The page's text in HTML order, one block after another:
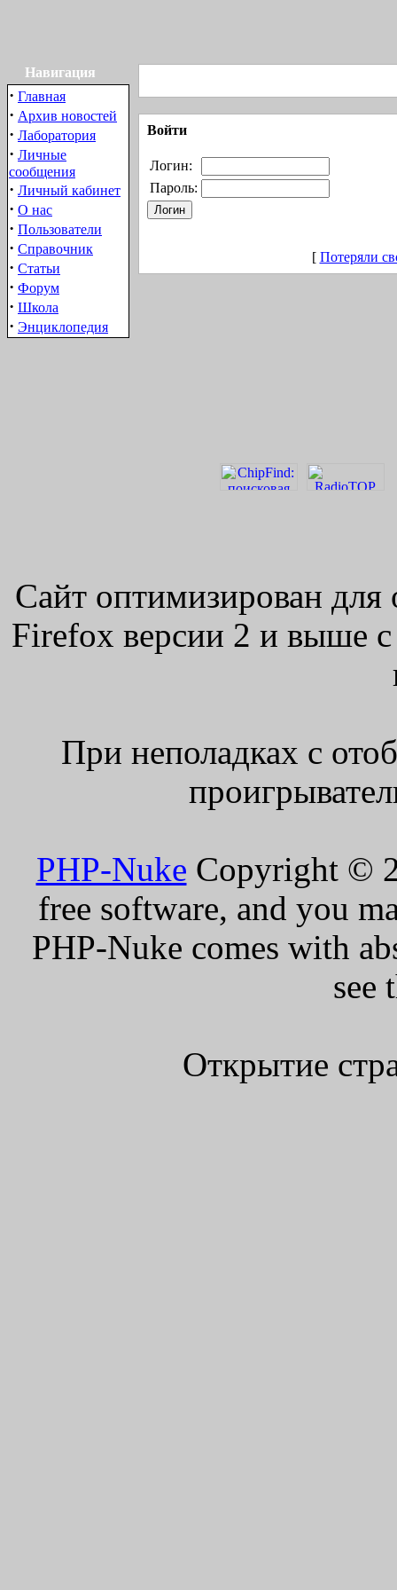
Навигация
· Главная
· Архив новостей
· Лаборатория
· Личные
сообщения
· Личный кабинет
· О нас
· Пользователи
· Справочник
· Статьи
· Форум
· Школа
· Энциклопедия
Войти
Логин:
Пароль:
[ Потеряли
Сайт оптимизирован для
Firefox версии 2 и выше
При неполадках с
PHP-Nuke Copyright ©
free software, and you
PHP-Nuke comes with
see
Открытие